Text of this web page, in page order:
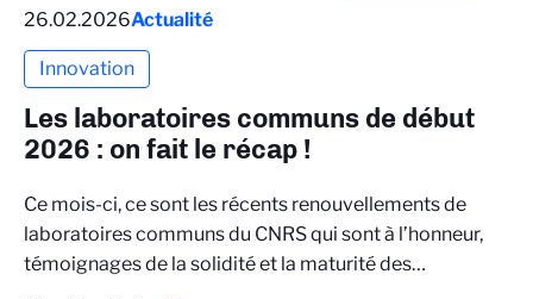
26.02.2026Actualité
Innovation
Les laboratoires communs de début
2026 : on fait le récap !
Ce mois-ci, ce sont les récents renouvellements de
laboratoires communs du CNRS qui sont à l’honneur,
témoignages de la solidité et la maturité des…